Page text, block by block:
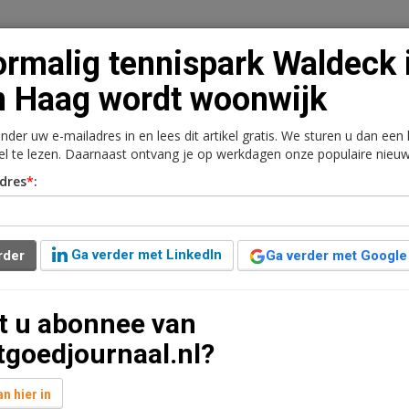
Vacaturebank Contact Abonnementen
in Den Haag
jaar geleden aangepast 1 minuut leestijd
van TBI Holdings, hebben een
tennispark Waldeck in het Haagse
tennispark Waldeck
Haag wordt woonwijk
uw e-mailadres in en lees dit artikel gratis. We sturen u dan een
te lezen. Daarnaast ontvang je op werkdagen onze populaire
*:
Ga verder met LinkedIn Ga verder met Google
u abonnee van
hier in